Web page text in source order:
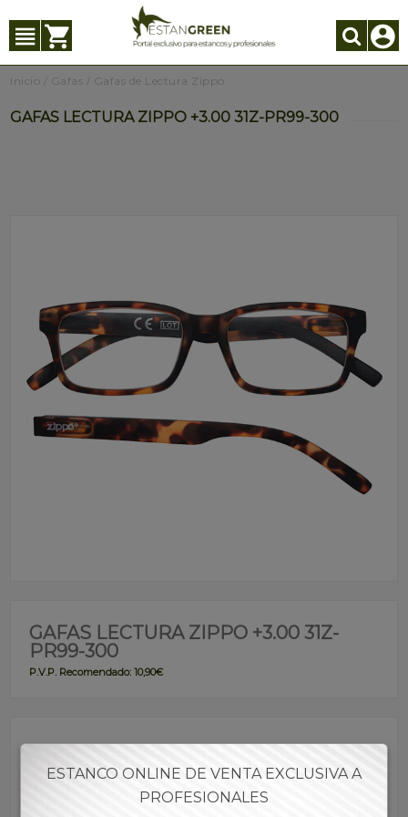
Inicio Gafas Gafas de Lectura Zippo
GAFAS LECTURA ZIPPO +3.00 31Z-PR99-300
GAFAS LECTURA ZIPPO +3.00 31Z-
PR99-300
P.V.P. Recomendado: 10,90€
GAFAS DE LECTURA ZIPPO
ESTANCO ONLINE DE VENTA EXCLUSIVA A
PROFESIONALES